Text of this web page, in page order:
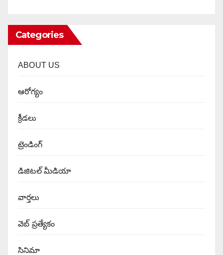
Categories
ABOUT US
ఆరోగ్యం
క్రీడలు
ట్రెండింగ్
డిజిటల్ మీడియా
వార్త‌లు
వెబ్ ప్రత్యేకం
సినిమా